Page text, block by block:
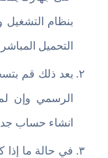
بنظام
التحميل
بعد ذلك قم
الرسمي وإن
انشاء حساب